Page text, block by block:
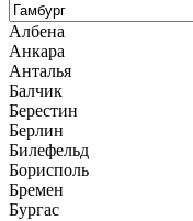
Албена
Анкара
Анталья
Балчик
Берестин
Берлин
Билефельд
Борисполь
Бремен
Бургас